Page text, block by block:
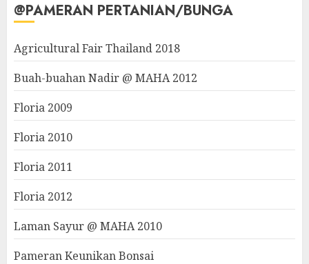
@PAMERAN PERTANIAN/BUNGA
Agricultural Fair Thailand 2018
Buah-buahan Nadir @ MAHA 2012
Floria 2009
Floria 2010
Floria 2011
Floria 2012
Laman Sayur @ MAHA 2010
Pameran Keunikan Bonsai